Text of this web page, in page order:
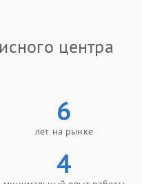
центра
6
лет на рынке
4